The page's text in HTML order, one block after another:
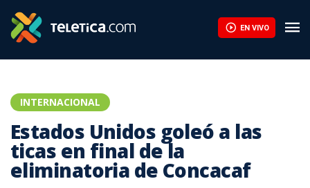
EN VIVO
INTERNACIONAL
Estados Unidos goleó a las
ticas en final de la
eliminatoria de Concacaf